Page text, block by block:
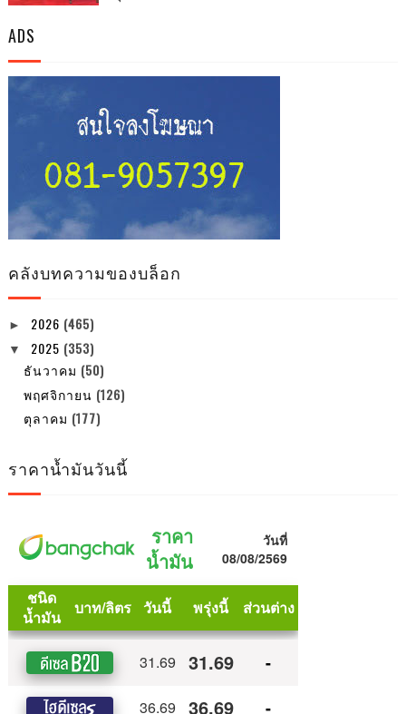
ADS
คลังบทความของบล็อก
► 2026 (465)
▼ 2025 (353)
ธันวาคม (50)
พฤศจิกายน (126)
ตุลาคม (177)
ราคาน้ำมันวันนี้